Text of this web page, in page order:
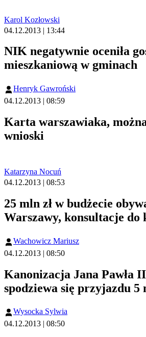
Karol Kozłowski
04.12.2013 | 13:44
NIK negatywnie oceniła
mieszkaniową w gminach
Henryk Gawroński
04.12.2013 | 08:59
Karta warszawiaka,
wnioski
Katarzyna Nocuń
04.12.2013 | 08:53
25 mln zł w budżecie
Warszawy, konsultacje do
Wachowicz Mariusz
04.12.2013 | 08:50
Kanonizacja Jana Pawła
spodziewa się przyjazdu 5
Wysocka Sylwia
04.12.2013 | 08:50